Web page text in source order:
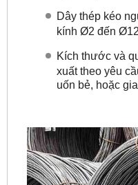
Dây thép kéo
kính Ø2 đến
Kích thước và
xuất theo yêu
uốn bẻ, hoặc